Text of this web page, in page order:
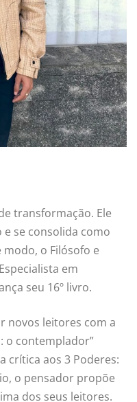
transformação. Ele
e se consolida como
o Filósofo e
em
seu 16º livro.
novos leitores com a
o contemplador”
crítica aos 3 Poderes:
o pensador propõe
dos seus leitores.